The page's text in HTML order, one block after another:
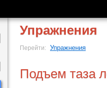
Упражнения
Перейти: Упражнения
Подъем таза